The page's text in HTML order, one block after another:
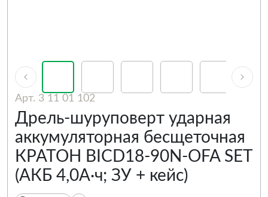
Арт. 3 11 01 102
Дрель-шуруповерт ударная
аккумуляторная бесщеточная
КРАТОН BICD18-90N-OFA SET
(АКБ 4,0А·ч; ЗУ + кейс)